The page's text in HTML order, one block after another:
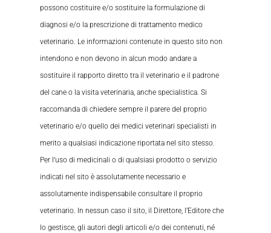
possono costituire e/o sostituire la formulazione di
diagnosi e/o la prescrizione di trattamento medico
veterinario. Le informazioni contenute in questo sito non
intendono e non devono in alcun modo andare a
sostituire il rapporto diretto tra il veterinario e il padrone
del cane o la visita veterinaria, anche specialistica. Si
raccomanda di chiedere sempre il parere del proprio
veterinario e/o quello dei medici veterinari specialisti in
merito a qualsiasi indicazione riportata nel sito stesso.
Per l’uso di medicinali o di qualsiasi prodotto o servizio
indicati nel sito è assolutamente necessario e
assolutamente indispensabile consultare il proprio
veterinario. In nessun caso il sito, il Direttore, l’Editore che
lo gestisce, gli autori degli articoli e/o dei contenuti, né